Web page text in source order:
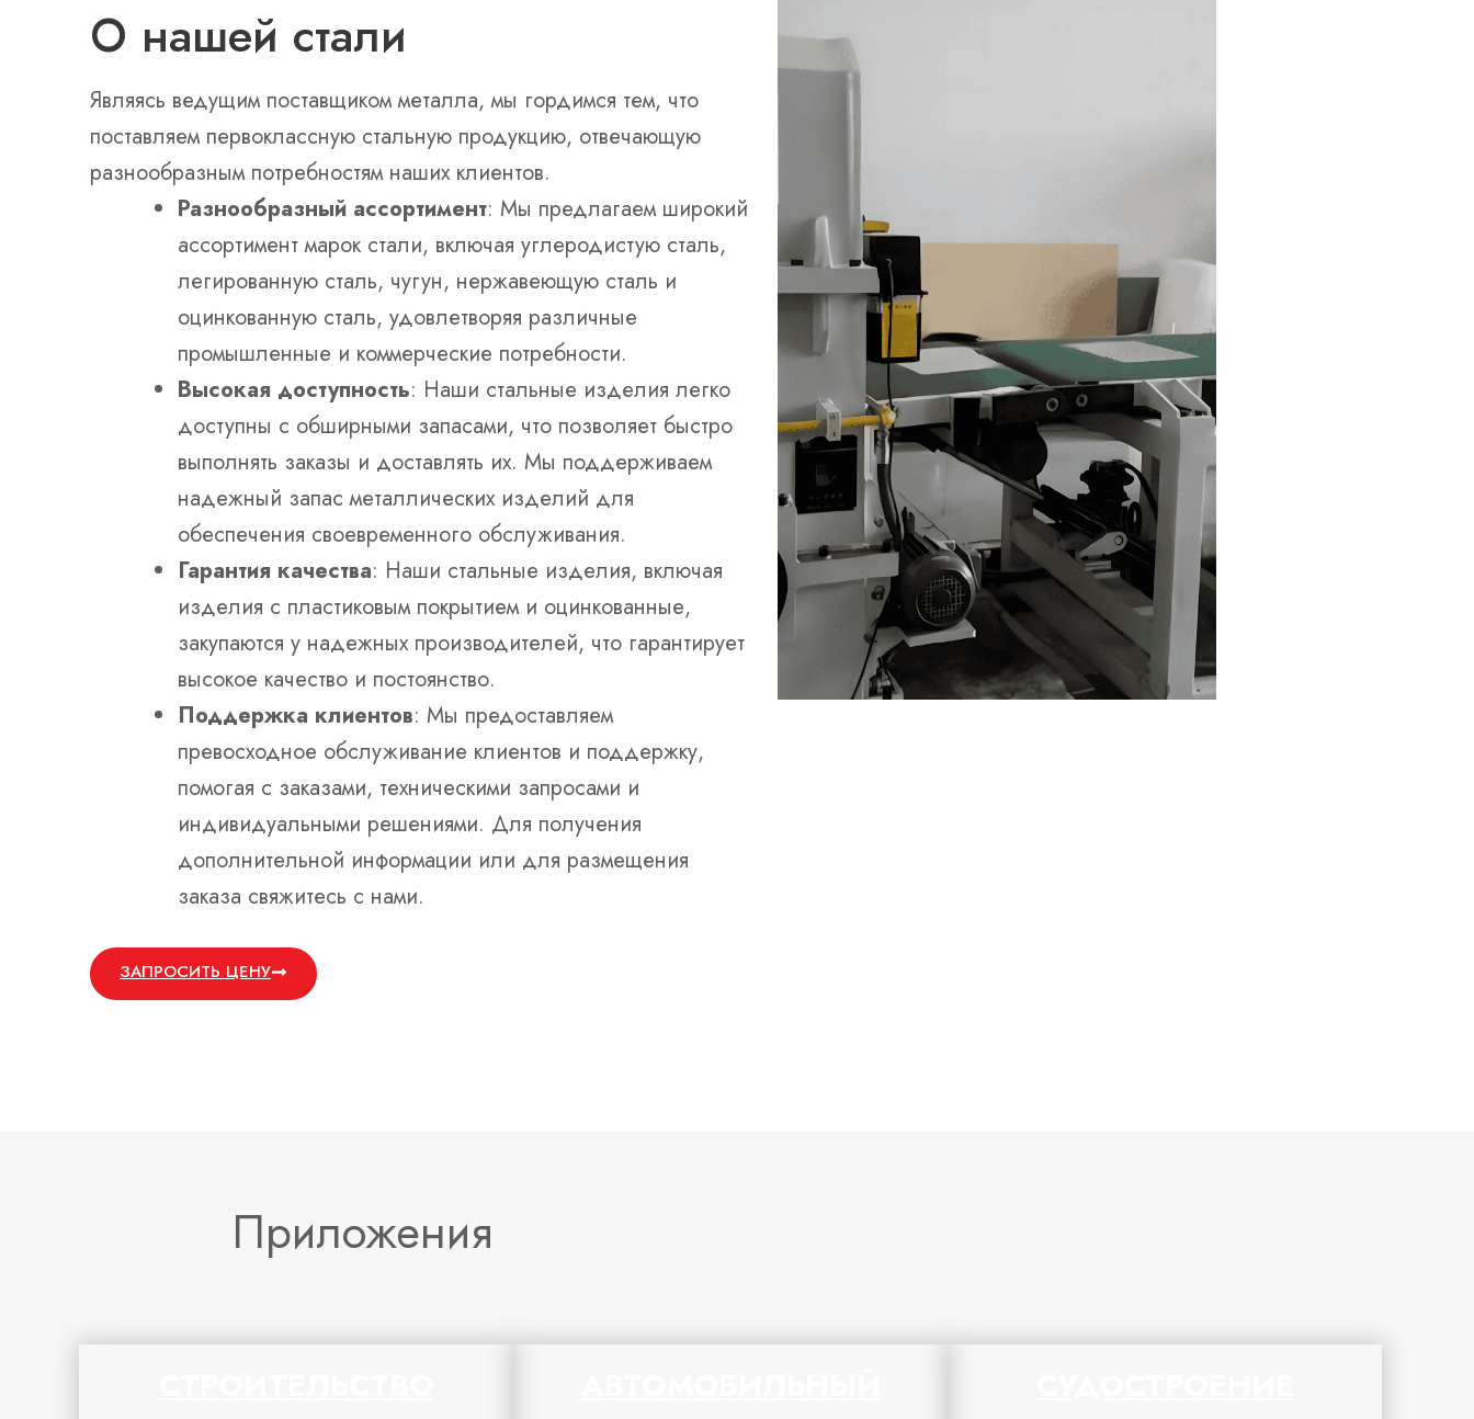
О нашей стали
Являясь ведущим поставщиком металла, мы гордимся тем, что
поставляем первоклассную стальную продукцию, отвечающую
разнообразным потребностям наших клиентов.
Разнообразный ассортимент: Мы предлагаем широкий
ассортимент марок стали, включая углеродистую сталь,
легированную сталь, чугун, нержавеющую сталь и
оцинкованную сталь, удовлетворяя различные
промышленные и коммерческие потребности.
Высокая доступность: Наши стальные изделия легко
доступны с обширными запасами, что позволяет быстро
выполнять заказы и доставлять их. Мы поддерживаем
надежный запас металлических изделий для
обеспечения своевременного обслуживания.
Гарантия качества: Наши стальные изделия, включая
изделия с пластиковым покрытием и оцинкованные,
закупаются у надежных производителей, что гарантирует
высокое качество и постоянство.
Поддержка клиентов: Мы предоставляем
превосходное обслуживание клиентов и поддержку,
помогая с заказами, техническими запросами и
индивидуальными решениями. Для получения
дополнительной информации или для размещения
заказа свяжитесь с нами.
ЗАПРОСИТЬ ЦЕНУ
Приложения